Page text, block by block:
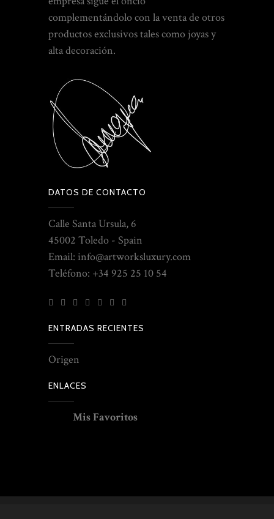
complementándolo con la venta de otros
productos exclusivos tales como joyas y
alta decoración.
DATOS DE CONTACTO
Calle Santa Ursula, 6
45002 Toledo - Spain
Email: info@artworksluxury.com
Teléfono: +34 925 25 10 54
ENTRADAS RECIENTES
Origen
ENLACES
Mis Favoritos